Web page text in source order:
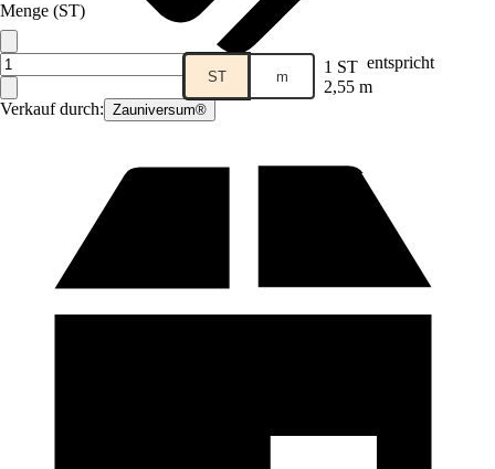
Verkauf durch: Zauniversum®
Menge (ST)
ST m 1 ST entspricht
2,55 m